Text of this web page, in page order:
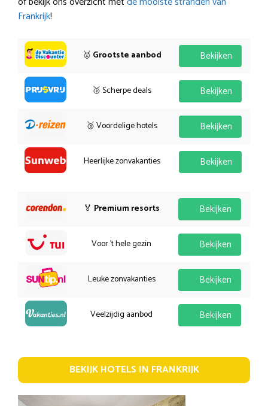
Frankrijk!
🥇 Grootste aanbod Bekijken
🥈 Scherpe deals Bekijken
🥉 Voordelige hotels Bekijken
Heerlijke zonvakanties Bekijken
🏅 Premium resorts Bekijken
Voor 't hele gezin Bekijken
Leuke zonvakanties Bekijken
Veelzijdig aanbod Bekijken
BEKIJK HOTELS IN FRANKRIJK